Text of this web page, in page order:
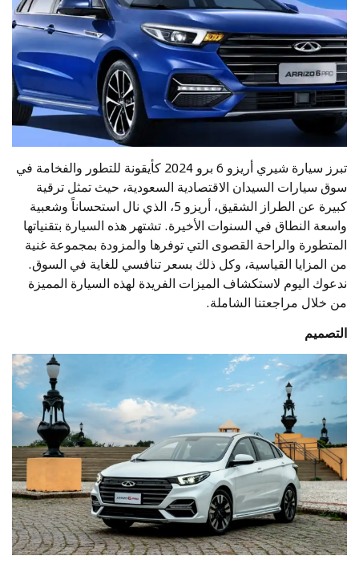
تبرز سيارة شيري أريزو 6 برو 2024 كأيقونة للتطور والفخامة في
سوق سيارات السيدان الاقتصادية السعودية، حيث تمثل ترقية
كبيرة عن الطراز الشقيق، أريزو 5، الذي نال استحساناً وشعبية
واسعة النطاق في السنوات الأخيرة. تشتهر هذه السيارة بتقنياتها
المتطورة والراحة القصوى التي توفرها والمزودة بمجموعة غنية
من المزايا القياسية، وكل ذلك بسعر تنافسي للغاية في السوق.
ندعوك اليوم لاستكشاف الميزات الفريدة لهذه السيارة المميزة
من خلال مراجعتنا الشاملة.
التصميم